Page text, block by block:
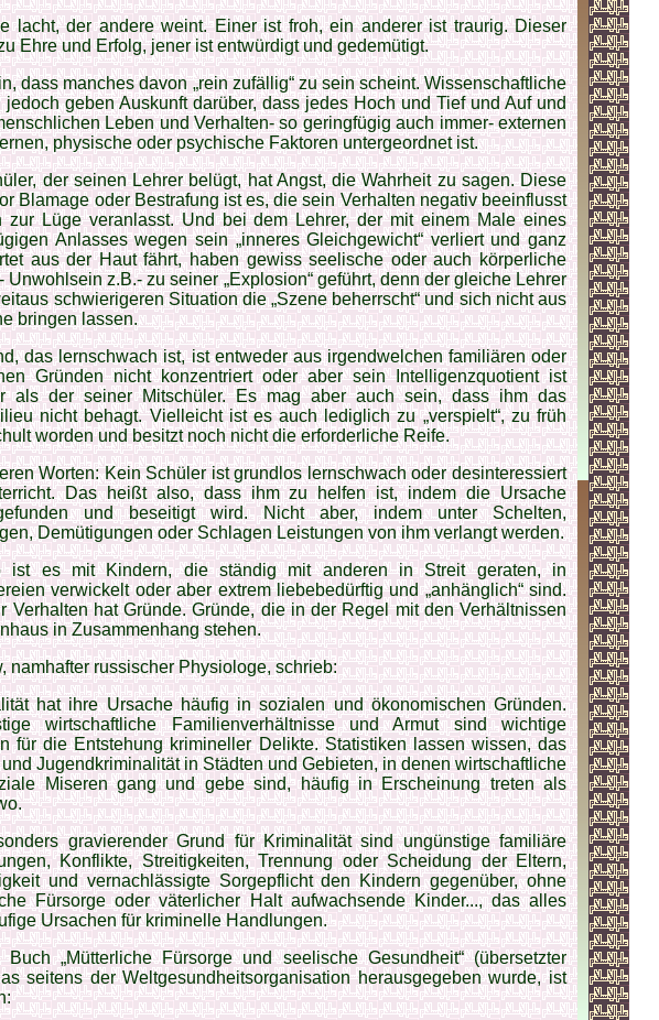
lacht, der andere weint. Einer ist froh, ein anderer ist traurig. Dieser
Ehre und Erfolg, jener ist entwürdigt und gedemütigt.
dass manches davon „rein zufällig“ zu sein scheint. Wissenschaftliche
jedoch geben Auskunft darüber, dass jedes Hoch und Tief und Auf und
Leben und Verhalten- so geringfügig auch immer- externen
physische oder psychische Faktoren untergeordnet ist.
der seinen Lehrer belügt, hat Angst, die Wahrheit zu sagen. Diese
Blamage oder Bestrafung ist es, die sein Verhalten negativ beeinflusst
zur Lüge veranlasst. Und bei dem Lehrer, der mit einem Male eines
Anlasses wegen sein „inneres Gleichgewicht“ verliert und ganz
aus der Haut fährt, haben gewiss seelische oder auch körperliche
Unwohlsein z.B.- zu seiner „Explosion“ geführt, denn der gleiche Lehrer
schwierigeren Situation die „Szene beherrscht“ und sich nicht aus
bringen lassen.
das lernschwach ist, ist entweder aus irgendwelchen familiären oder
Gründen nicht konzentriert oder aber sein Intelligenzquotient ist
als der seiner Mitschüler. Es mag aber auch sein, dass ihm das
nicht behagt. Vielleicht ist es auch lediglich zu „verspielt“, zu früh
worden und besitzt noch nicht die erforderliche Reife.
Worten: Kein Schüler ist grundlos lernschwach oder desinteressiert
Das heißt also, dass ihm zu helfen ist, indem die Ursache
und beseitigt wird. Nicht aber, indem unter Schelten,
Demütigungen oder Schlagen Leistungen von ihm verlangt werden.
ist es mit Kindern, die ständig mit anderen in Streit geraten, in
verwickelt oder aber extrem liebebedürftig und „anhänglich“ sind.
Verhalten hat Gründe. Gründe, die in der Regel mit den Verhältnissen
in Zusammenhang stehen.
namhafter russischer Physiologe, schrieb:
hat ihre Ursache häufig in sozialen und ökonomischen Gründen.
wirtschaftliche Familienverhältnisse und Armut sind wichtige
für die Entstehung krimineller Delikte. Statistiken lassen wissen, das
Jugendkriminalität in Städten und Gebieten, in denen wirtschaftliche
Miseren gang und gebe sind, häufig in Erscheinung treten als
gravierender Grund für Kriminalität sind ungünstige familiäre
Konflikte, Streitigkeiten, Trennung oder Scheidung der Eltern,
und vernachlässigte Sorgepflicht den Kindern gegenüber, ohne
Fürsorge oder väterlicher Halt aufwachsende Kinder..., das alles
Ursachen für kriminelle Handlungen.
„Mütterliche Fürsorge und seelische Gesundheit“ (übersetzter
seitens der Weltgesundheitsorganisation herausgegeben wurde, ist